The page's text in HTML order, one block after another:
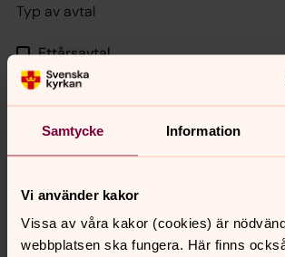
Samtycke Information
Vi använder kakor
Vissa av våra kakor (cookies) är
webbplatsen ska fungera. Här finns
Typ av avtal
Ettårsavtal
Avräkningsavtal
Nästa säsong (2027)